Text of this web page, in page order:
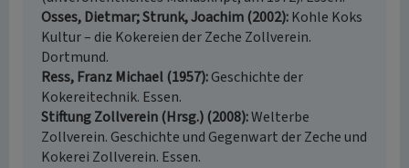
Osses, Dietmar; Strunk, Joachim (2002) Kohle Koks
Kultur – die Kokereien der Zeche Zollverein.
Dortmund.
Ress, Franz Michael (1957) Geschichte der
Kokereitechnik. Essen.
Stiftung Zollverein (Hrsg.) (2008) Welterbe
Zollverein. Geschichte und Gegenwart der Zeche und
Kokerei Zollverein. Essen.